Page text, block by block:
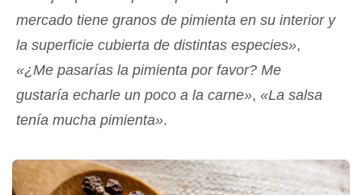
mercado tiene granos de pimienta en su interior y
la superficie cubierta de distintas especies»,
«¿Me pasarías la pimienta por favor? Me
gustaría echarle un poco a la carne», «La salsa
tenía mucha pimienta».